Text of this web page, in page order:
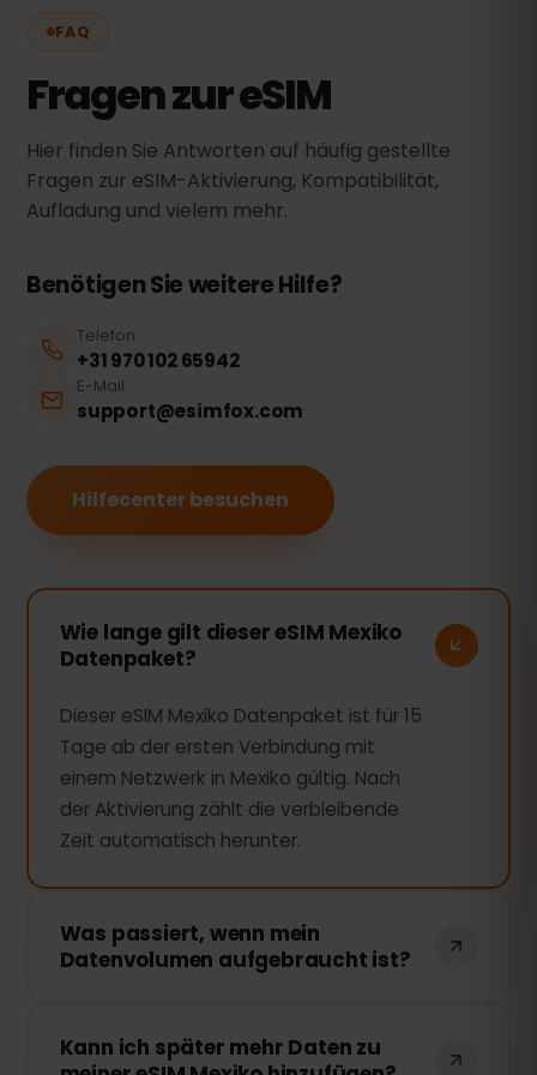
FAQ
Fragen zur eSIM
Hier finden Sie Antworten auf häufig gestellte
Fragen zur eSIM-Aktivierung, Kompatibilität,
Aufladung und vielem mehr.
Benötigen Sie weitere Hilfe?
Telefon
+31 970 102 65942
E-Mail
support@esimfox.com
Hilfecenter besuchen
Wie lange gilt dieser eSIM Mexiko
Datenpaket?
Dieser eSIM Mexiko Datenpaket ist für 15
Tage ab der ersten Verbindung mit
einem Netzwerk in Mexiko gültig. Nach
der Aktivierung zählt die verbleibende
Zeit automatisch herunter.
Was passiert, wenn mein
Datenvolumen aufgebraucht ist?
verbrauchen, wird Ihre Verbindung
Kann ich später mehr Daten zu